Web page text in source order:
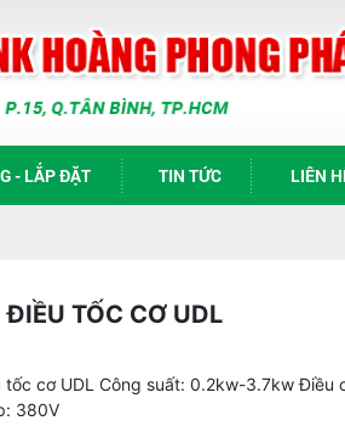
- LẮP ĐẶT TIN TỨC LIÊN
ĐIỀU TỐC CƠ UDL
tốc cơ UDL Công suất: 0.2kw-3.7kw
380V